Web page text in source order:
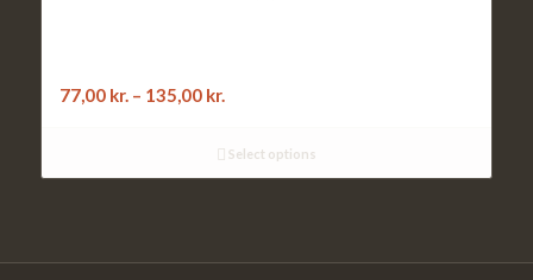
77,00 kr.– 135,00 kr.
Select options